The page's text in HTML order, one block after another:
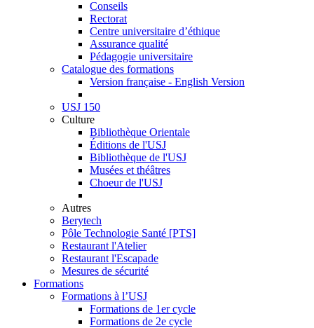
Conseils
Rectorat
Centre universitaire d’éthique
Assurance qualité
Pédagogie universitaire
Catalogue des formations
Version française - English Version
USJ 150
Culture
Bibliothèque Orientale
Éditions de l'USJ
Bibliothèque de l'USJ
Musées et théâtres
Choeur de l'USJ
Autres
Berytech
Pôle Technologie Santé [PTS]
Restaurant l'Atelier
Restaurant l'Escapade
Mesures de sécurité
Formations
Formations à l’USJ
Formations de 1er cycle
Formations de 2e cycle